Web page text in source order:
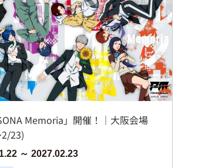
Memoria」開催！｜大阪会場
23)
～ 2027.02.23